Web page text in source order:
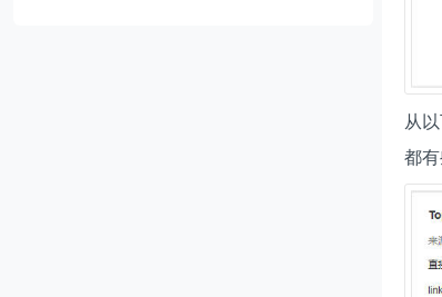
从
都有